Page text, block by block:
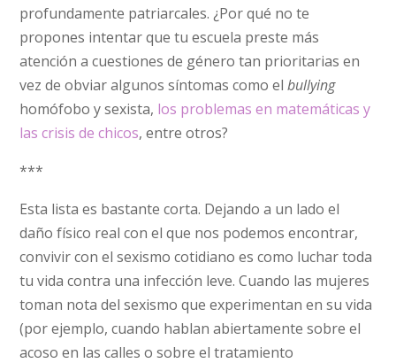
profundamente patriarcales. ¿Por qué no te
propones intentar que tu escuela preste más
atención a cuestiones de género tan prioritarias en
vez de obviar algunos síntomas como elbullying
homófobo y sexista, los problemas en matemáticas y
las crisis de chicos, entre otros?
***
Esta lista es bastante corta. Dejando a un lado el
daño físico real con el que nos podemos encontrar,
convivir con el sexismo cotidiano es como luchar toda
tu vida contra una infección leve. Cuando las mujeres
toman nota del sexismo que experimentan en su vida
(por ejemplo, cuando hablan abiertamente sobre el
acoso en las calles o sobre el tratamiento